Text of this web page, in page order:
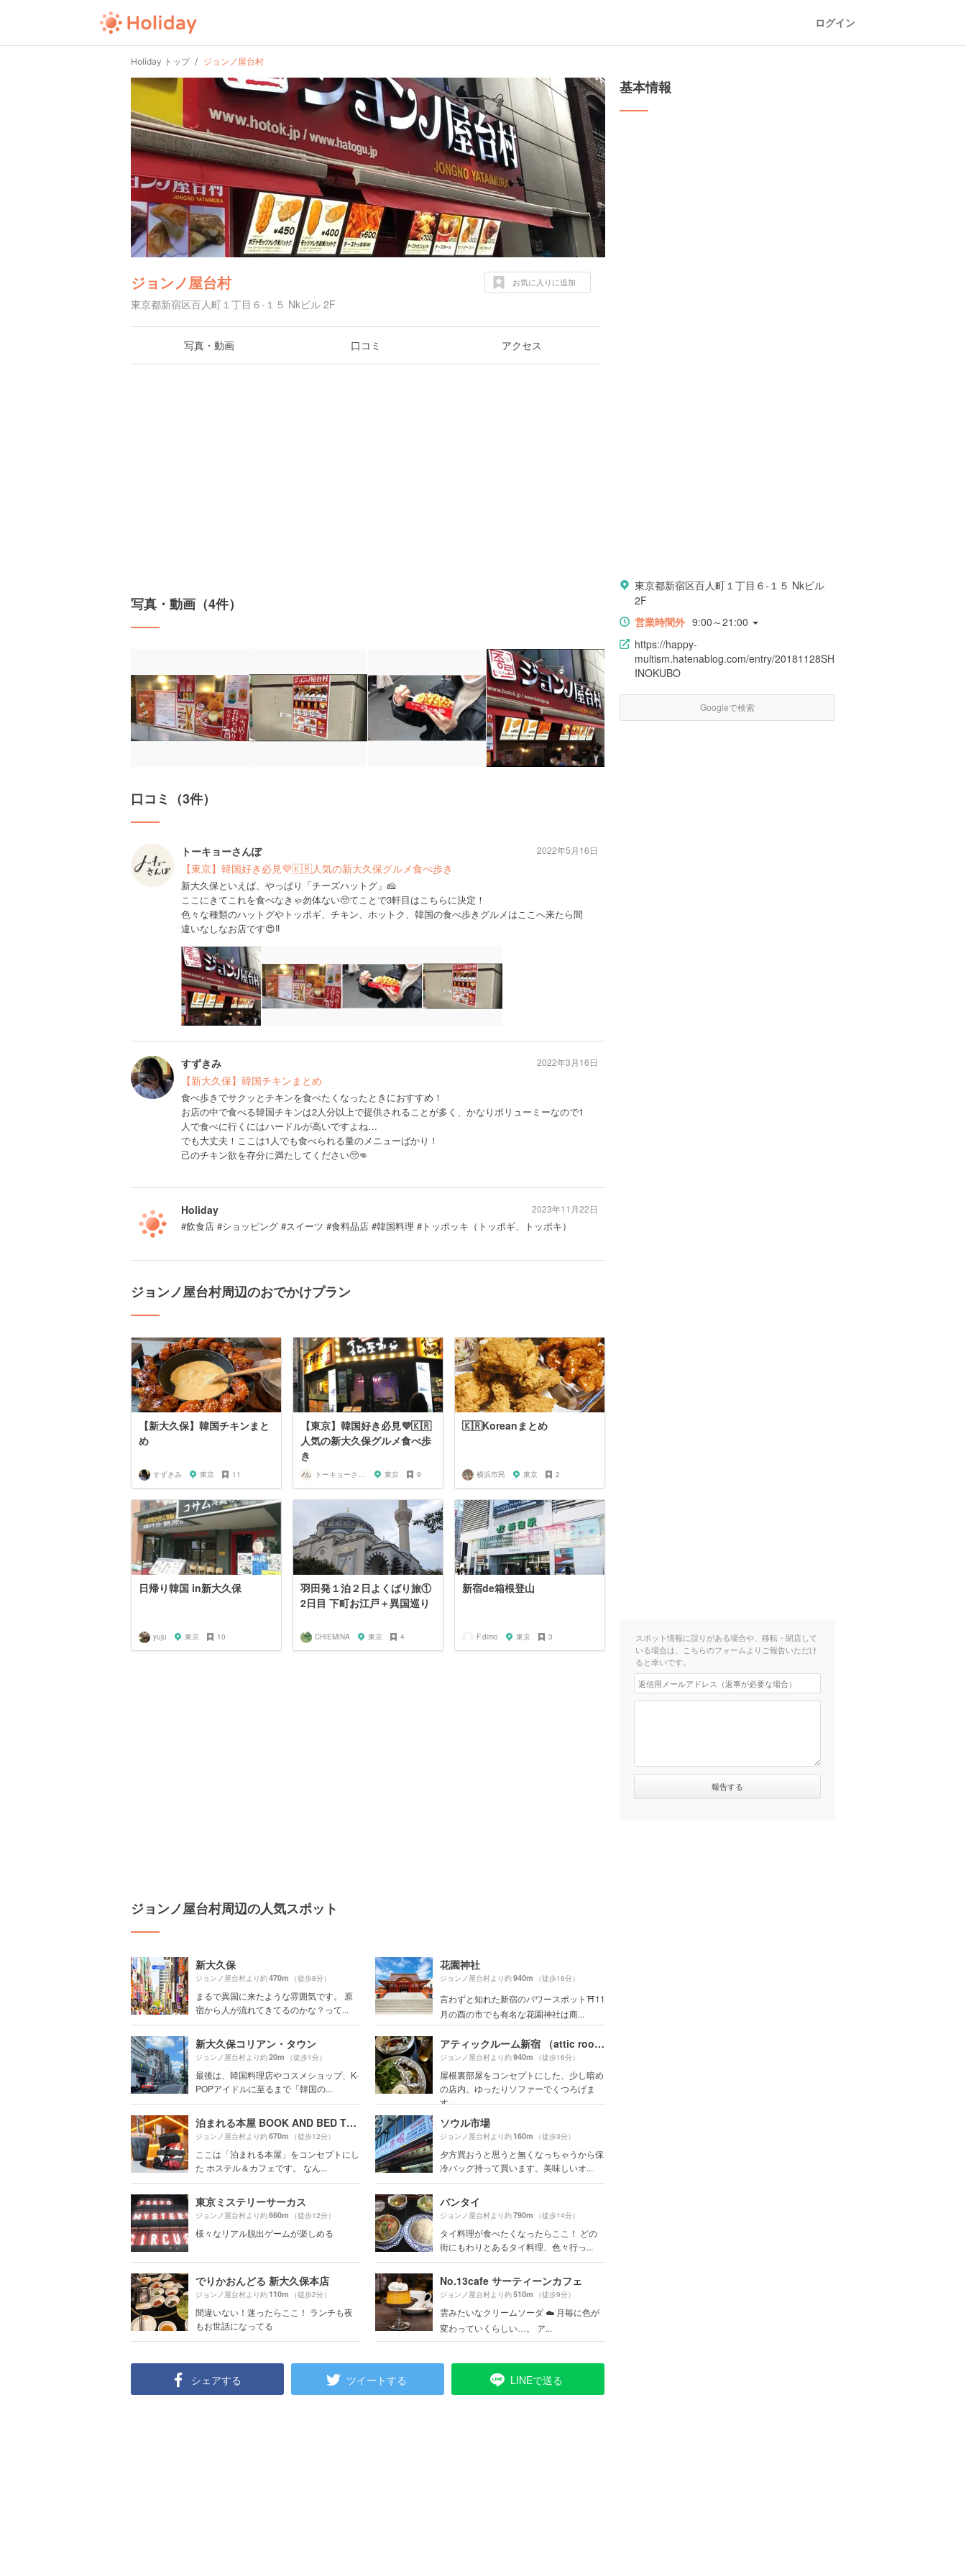
ログイン
Holiday トップ ジョンノ屋台村
ジョンノ屋台村
東京都新宿区百人町１丁目６-１５ Nkビル 2F
お気に入りに追加
写真・動画 口コミ アクセス
写真・動画（4件）
口コミ（3件）
トーキョーさんぽ
【東京】韓国好き必見💜🇰🇷人気の新大久保グルメ食べ歩き
新大久保といえば、やっぱり「チーズハットグ」🧀
ここにきてこれを食べなきゃ勿体ない🥺てことで3軒目はこちらに決定！
色々な種類のハットグやトッポギ、チキン、ホットク、韓国の食べ歩きグルメはここへ来たら間
違いなしなお店です😍‼️
2022年5月16日
すずきみ
【新大久保】韓国チキンまとめ
食べ歩きでサクッとチキンを食べたくなったときにおすすめ！
お店の中で食べる韓国チキンは2人分以上で提供されることが多く、かなりボリューミーなので1
人で食べに行くにはハードルが高いですよね…
でも大丈夫！ここは1人でも食べられる量のメニューばかり！
己のチキン欲を存分に満たしてください🥺👊
2022年3月16日
Holiday
#飲食店 #ショッピング #スイーツ #食料品店 #韓国料理 #トッポッキ（トッポギ、トッポキ）
2023年11月22日
ジョンノ屋台村周辺のおでかけプラン
【新大久保】韓国チキンまと
め
すずきみ 東京 11
【東京】韓国好き必見💜🇰🇷
人気の新大久保グルメ食べ歩
き
トーキョーさんぽ 東京 9
🇰🇷Koreanまとめ
横浜市民 東京 2
日帰り韓国 in新大久保
yuju 東京 10
羽田発１泊２日よくばり旅①
2日目 下町お江戸＋異国巡り
CHIEMINA 東京 4
新宿de箱根登山
F.dimo 東京 3
ジョンノ屋台村周辺の人気スポット
新大久保
ジョンノ屋台村より約470m （徒歩8分）
まるで異国に来たような雰囲気です。 原
宿から人が流れてきてるのかな？って...
花園神社
ジョンノ屋台村より約940m （徒歩16分）
言わずと知れた新宿のパワースポット⛩11
月の酉の市でも有名な花園神社は商...
新大久保コリアン・タウン
ジョンノ屋台村より約20m （徒歩1分）
最後は、韓国料理店やコスメショップ、K-
POPアイドルに至るまで「韓国の...
アティックルーム新宿 （attic room SHINJUKU）
ジョンノ屋台村より約940m （徒歩16分）
屋根裏部屋をコンセプトにした、少し暗め
の店内。ゆったりソファーでくつろげま
す。
泊まれる本屋 BOOK AND BED TOKYO 新宿店
ジョンノ屋台村より約670m （徒歩12分）
ここは「泊まれる本屋」をコンセプトにし
た ホステル＆カフェです。 なん...
ソウル市場
ジョンノ屋台村より約160m （徒歩3分）
夕方買おうと思うと無くなっちゃうから保
冷バッグ持って買います。美味しいオ...
東京ミステリーサーカス
ジョンノ屋台村より約660m （徒歩12分）
様々なリアル脱出ゲームが楽しめる
バンタイ
ジョンノ屋台村より約790m （徒歩14分）
タイ料理が食べたくなったらここ！ どの
街にもわりとあるタイ料理、色々行っ...
でりかおんどる 新大久保本店
ジョンノ屋台村より約110m （徒歩2分）
間違いない！迷ったらここ！ ランチも夜
もお世話になってる
No.13cafe サーティーンカフェ
ジョンノ屋台村より約510m （徒歩9分）
雲みたいなクリームソーダ︎ ☁️ 月毎に色が
変わっていくらしい…。 ア...
シェアする ツイートする LINEで送る
基本情報
東京都新宿区百人町１丁目６-１５ Nkビル
2F
営業時間外 9:00～21:00
https://happy-
multism.hatenablog.com/entry/20181128SH
INOKUBO
Googleで検索
スポット情報に誤りがある場合や、移転・閉店して
いる場合は、こちらのフォームよりご報告いただけ
ると幸いです。